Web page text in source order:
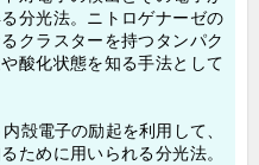
分光法。ニトロゲナーゼの
クラスターを持つタンパク
酸化状態を知る手法として
殻電子の励起を利用して、
ために用いられる分光法。